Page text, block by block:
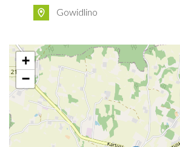
Gowidlino
+
−